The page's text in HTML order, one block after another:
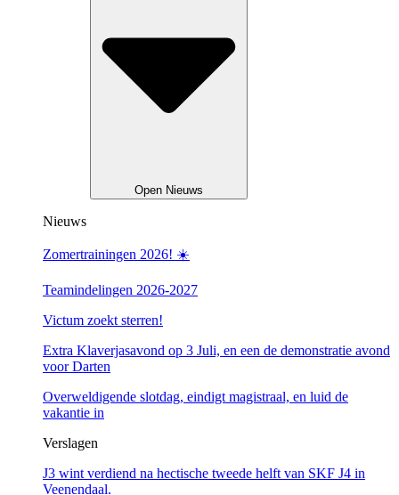
Open Nieuws
Nieuws
Zomertrainingen 2026! ☀️
Teamindelingen 2026-2027
Victum zoekt sterren!
Extra Klaverjasavond op 3 Juli, en een de demonstratie avond
voor Darten
Overweldigende slotdag, eindigt magistraal, en luid de
vakantie in
Verslagen
J3 wint verdiend na hectische tweede helft van SKF J4 in
Veenendaal.